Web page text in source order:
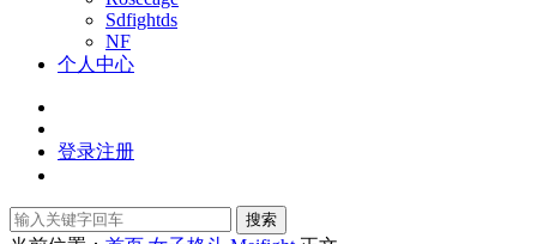
Sdfightds
NF
个人中心
登录注册
搜索